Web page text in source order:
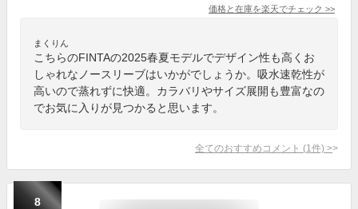
価格と在庫を楽天でチェック >>
まくりん
こちらのFINTAの2025春夏モデルでデザイン性も高くお
しゃれなノースリーブはいかがでしょうか。吸水速乾性が
高いので蒸れずに快適。カラバリやサイズ展開も豊富なの
でお気に入りが見つかると思います。
全てのおすすめコメント (1 件) >
8